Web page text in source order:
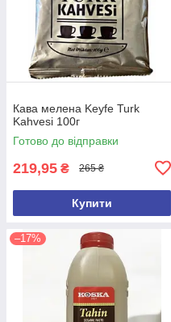
Кава мелена Keyfe Turk
Kahvesi 100г
Готово до відправки
219,95 ₴ 265 ₴
Купити
–17%